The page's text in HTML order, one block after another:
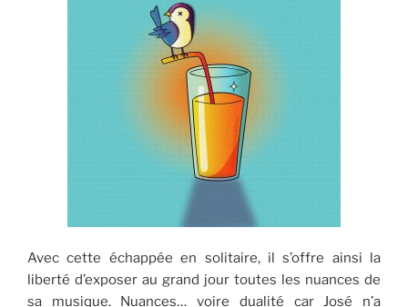
Avec cette échappée en solitaire, il s’offre ainsi la
liberté d’exposer au grand jour toutes les nuances de
sa musique. Nuances… voire dualité car José n’a